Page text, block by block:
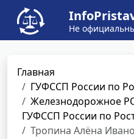
Не
Главная
ГУФССП России по
Железнодорожное
ГУФССП России по
Тропина Алёна